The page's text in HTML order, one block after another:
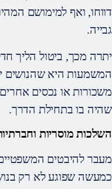
דווחו, ואף למימושם
גבייה.
יתרה מכך, ביטול הליך
המשמעות היא שהנושים
משכורות או נכסים
שהיה בו בתחילת הדרך.
השלכות מוסריות
מעבר להיבטים
כמעשה שפוגע לא רק